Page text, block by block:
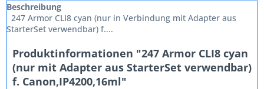
Beschreibung
247 Armor CLI8 cyan (nur in Verbindung mit Adapter aus
StarterSet verwendbar) f....
Produktinformationen "247 Armor CLI8 cyan
(nur mit Adapter aus StarterSet verwendbar)
f. Canon,IP4200,16ml"